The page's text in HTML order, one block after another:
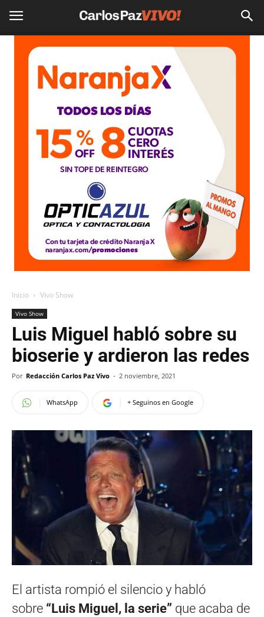
Inicio Vivo Show
Vivo Show
Luis Miguel habló sobre su
bioserie y ardieron las redes
Por Redacción Carlos Paz Vivo - 2 noviembre, 2021
WhatsApp + Seguinos en Google
El artista rompió el silencio y habló
sobre “Luis Miguel, la serie” que acaba de